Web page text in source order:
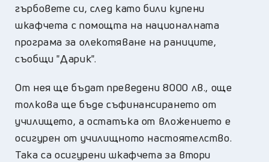
гърбовете си, след като били купени
шкафчета с помощта на националната
програма за олекотяване на раниците,
съобщи "Дарик".
От нея ще бъдат преведени 8000 лв., още
толкова ще бъде съфинансирането от
училището, а остатъка от вложението е
осигурен от училищното настоятелство.
Така са осигурени шкафчета за втори